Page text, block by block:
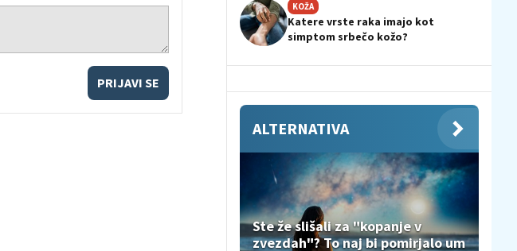
PRIJAVI SE
KOŽA
Katere vrste raka imajo kot
simptom srbečo kožo?
ALTERNATIVA
Ste že slišali za "kopanje v
zvezdah"? To naj bi pomirjalo um